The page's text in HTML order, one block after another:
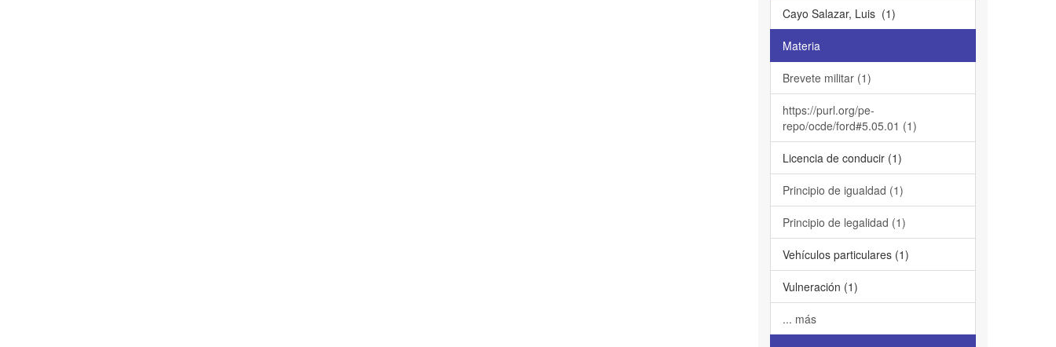
Cayo Salazar, Luis (1)
Materia
Brevete militar (1)
https://purl.org/pe-
repo/ocde/ford#5.05.01 (1)
Licencia de conducir (1)
Principio de igualdad (1)
Principio de legalidad (1)
Vehículos particulares (1)
Vulneración (1)
... más